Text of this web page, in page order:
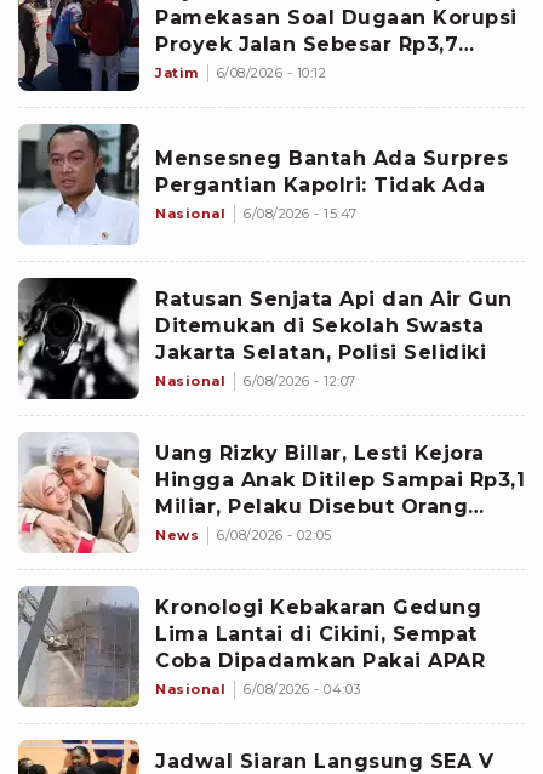
Pamekasan Soal Dugaan Korupsi
Proyek Jalan Sebesar Rp3,7
Milliar
Jatim 6/08/2026 - 10:12
Mensesneg Bantah Ada Surpres
Pergantian Kapolri: Tidak Ada
Nasional 6/08/2026 - 15:47
Ratusan Senjata Api dan Air Gun
Ditemukan di Sekolah Swasta
Jakarta Selatan, Polisi Selidiki
Nasional 6/08/2026 - 12:07
Uang Rizky Billar, Lesti Kejora
Hingga Anak Ditilep Sampai Rp3,1
Miliar, Pelaku Disebut Orang
Terdekat
News 6/08/2026 - 02:05
Kronologi Kebakaran Gedung
Lima Lantai di Cikini, Sempat
Coba Dipadamkan Pakai APAR
Nasional 6/08/2026 - 04:03
Jadwal Siaran Langsung SEA V